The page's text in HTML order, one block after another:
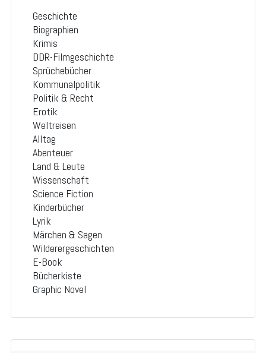
Geschichte
Biographien
Krimis
DDR-Filmgeschichte
Sprüchebücher
Kommunalpolitik
Politik & Recht
Erotik
Weltreisen
Alltag
Abenteuer
Land & Leute
Wissenschaft
Science Fiction
Kinderbücher
Lyrik
Märchen & Sagen
Wilderergeschichten
E-Book
Bücherkiste
Graphic Novel